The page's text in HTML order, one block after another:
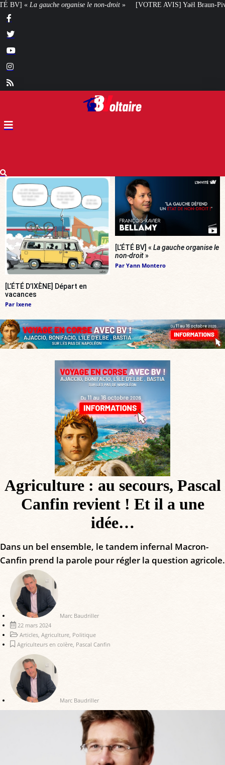
droit» [VOTRE AVIS] Yaël Braun-Pivet doit-elle renoncer à son projet
[L’ÉTÉ D’IXÈNE] Départ en
vacances
Par Ixene
[L’ÉTÉ BV] « La gauche organise le
non-droit»
Par Yann Montero
Agriculture : au secours, Pascal
Canfin revient ! Et il a une
idée…
Dans un bel ensemble, le tandem infernal Macron-
Canfin prend la parole pour régler la question agricole.
Marc Baudriller
22 mars 2024
Articles, Agriculture, Politique
Agriculteurs en colère, Pascal Canfin
Marc Baudriller